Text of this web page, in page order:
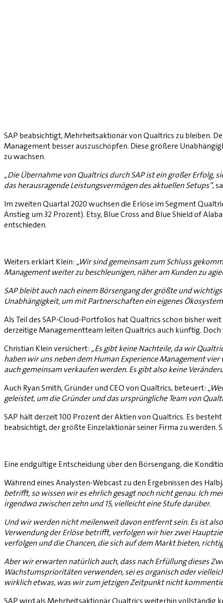
SAP beabsichtigt, Mehrheitsaktionär von Qualtrics zu bleiben.
Management besser auszuschöpfen. Diese größere
zu wachsen.
„Die Übernahme von Qualtrics durch SAP ist ein großer
das herausragende Leistungsvermögen des aktuellen Setups“,
Im zweiten Quartal 2020 wuchsen die Erlöse im Segment
Anstieg um 32 Prozent). Etsy, Blue Cross and Blue Shield of
entschieden.
Weiters erklärt Klein: „Wir sind gemeinsam zum Schluss
Management weiter zu beschleunigen, näher am Kunden zu
SAP bleibt auch nach einem Börsengang der größte und
Unabhängigkeit, um mit Partnerschaften ein eigenes
Als Teil des SAP-Cloud-Portfolios hat Qualtrics schon bisher
derzeitige Managementteam leiten Qualtrics auch künftig.
Christian Klein versichert: „Es gibt keine Nachteile, da wir
haben wir uns neben dem Human Experience Management
auch gemeinsam verkaufen werden. Es gibt also keine
Auch Ryan Smith, Gründer und CEO von Qualtrics, beteuert:
geleistet, um die Gründer und das ursprüngliche Team von
SAP hält derzeit 100 Prozent der Aktien von Qualtrics. Es
beabsichtigt, der größte Einzelaktionär seiner Firma zu
Eine endgültige Entscheidung über den Börsengang, die
Während eines Analysten-Webcast zu den Ergebnissen des
betrifft, so wissen wir es ehrlich gesagt noch nicht genau. Ich
irgendwo zwischen zehn und 15, vielleicht eine Stufe darüber.
Und wir werden nicht meilenweit davon entfernt sein. Es ist
Verwendung der Erlöse betrifft, verfolgen wir hier zwei
verfolgen und die Chancen, die sich auf dem Markt bieten,
Aber wir erwarten natürlich auch, dass nach Erfüllung dieses
Wachstumsprioritäten verwenden, sei es organisch oder
wirklich etwas, was wir zum jetzigen Zeitpunkt nicht
SAP wird als Mehrheitsaktionär Qualtrics weiterhin vollständig